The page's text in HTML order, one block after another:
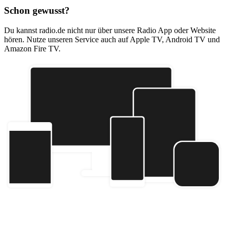
Schon gewusst?
Du kannst radio.de nicht nur über unsere Radio App oder Website
hören. Nutze unseren Service auch auf Apple TV, Android TV und
Amazon Fire TV.